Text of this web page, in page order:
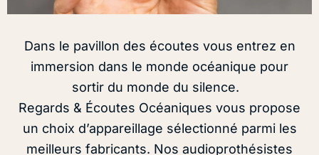
Dans le pavillon des écoutes vous entrez en
immersion dans le monde océanique pour
sortir du monde du silence.
Regards & Écoutes Océaniques vous propose
un choix d’appareillage sélectionné parmi les
meilleurs fabricants. Nos audioprothésistes